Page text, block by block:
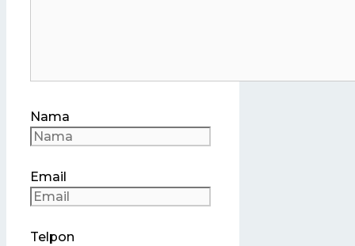
Nama
Email
Telpon